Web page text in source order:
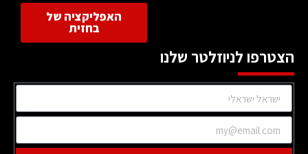
האפליקציה של
בחזית
הצטרפו לניוזלטר שלנו